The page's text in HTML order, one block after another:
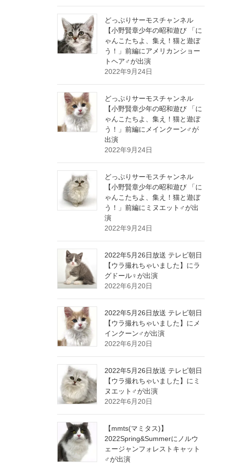
どっぷりサーモスチャンネル
【小野賢章少年の昭和遊び 「に
ゃんこたちよ、集え！猫と遊ぼ
う！」前編にアメリカンショー
トヘア♂が出演
2022年9月24日
どっぷりサーモスチャンネル
【小野賢章少年の昭和遊び 「に
ゃんこたちよ、集え！猫と遊ぼ
う！」前編にメインクーン♂が
出演
2022年9月24日
どっぷりサーモスチャンネル
【小野賢章少年の昭和遊び 「に
ゃんこたちよ、集え！猫と遊ぼ
う！」前編にミヌエット♂が出
演
2022年9月24日
2022年5月26日放送 テレビ朝日
【ウラ撮れちゃいました】にラ
グドール♀が出演
2022年6月20日
2022年5月26日放送 テレビ朝日
【ウラ撮れちゃいました】にメ
インクーン♂が出演
2022年6月20日
2022年5月26日放送 テレビ朝日
【ウラ撮れちゃいました】にミ
ヌエット♂が出演
2022年6月20日
【mmts(マミタス)】
2022Spring&Summerにノルウ
ェージャンフォレストキャット
♂が出演